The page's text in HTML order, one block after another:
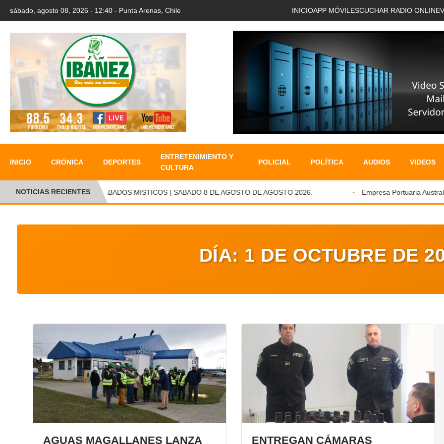
sábado, agosto 08, 2026 - 12:40 - Punta Arenas, Chile INICIOAPP MÓVIL ESCUCHAR RADIO ONLINE
INICIO CRÓNICA DEPORTES
ENTRETENIMIENTO Y
CULTURA
POLICIAL POLÍTICA AUDIOS VIDEOS
NOTICIAS RECIENTESSABADOS MISTICOS | SABADO 8 DE AGOSTO DE AGOSTO 2026. Empresa Portuaria Austral
DÍA: 1 DE OCTUBRE DE
AGUAS MAGALLANES LANZA ENTREGAN CÁMARAS